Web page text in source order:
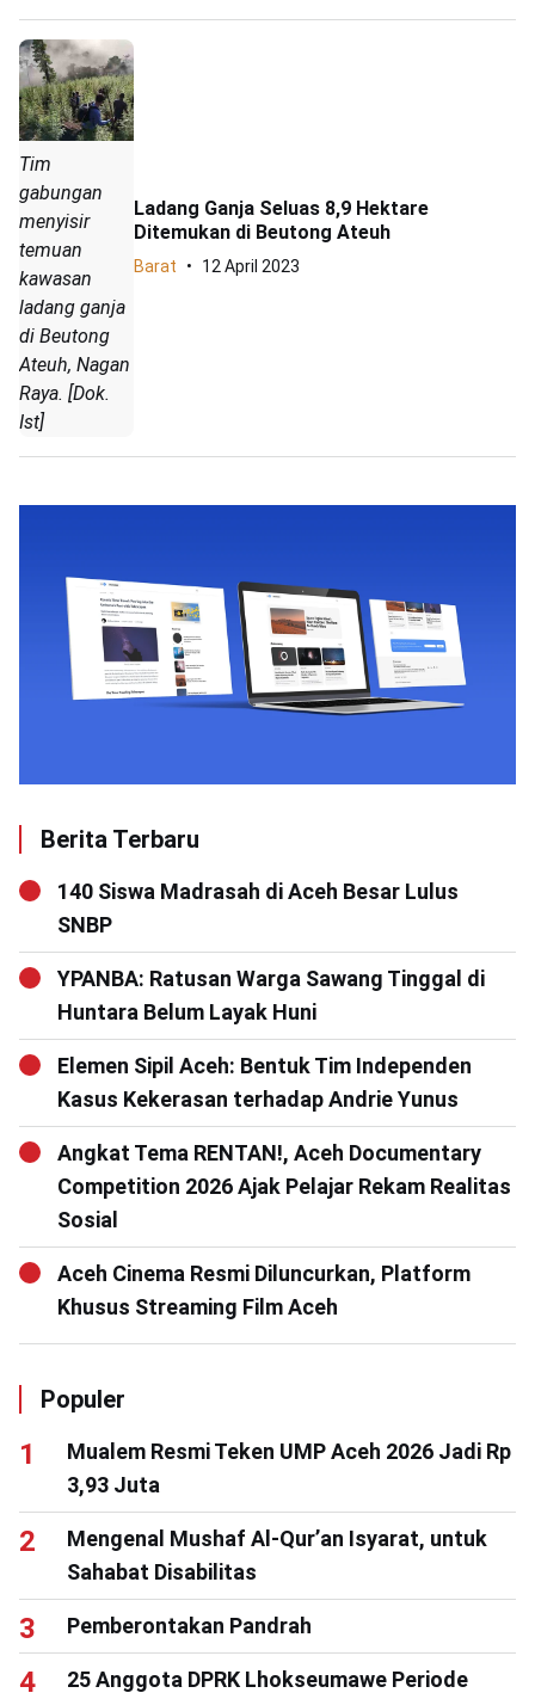
Tim
gabungan
menyisir
temuan
kawasan
ladang ganja
di Beutong
Ateuh, Nagan
Raya. [Dok.
Ist]
Ladang Ganja Seluas 8,9 Hektare
Ditemukan di Beutong Ateuh
Barat 12 April 2023
Berita Terbaru
140 Siswa Madrasah di Aceh Besar Lulus
SNBP
YPANBA: Ratusan Warga Sawang Tinggal di
Huntara Belum Layak Huni
Elemen Sipil Aceh: Bentuk Tim Independen
Kasus Kekerasan terhadap Andrie Yunus
Angkat Tema RENTAN!, Aceh Documentary
Competition 2026 Ajak Pelajar Rekam Realitas
Sosial
Aceh Cinema Resmi Diluncurkan, Platform
Khusus Streaming Film Aceh
Populer
Mualem Resmi Teken UMP Aceh 2026 Jadi Rp
3,93 Juta
Mengenal Mushaf Al-Qur’an Isyarat, untuk
Sahabat Disabilitas
Pemberontakan Pandrah
25 Anggota DPRK Lhokseumawe Periode